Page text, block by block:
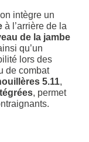
intègre un
à l’arrière de la
de la jambe
qu’un
lors des
de combat
5.11,
, permet